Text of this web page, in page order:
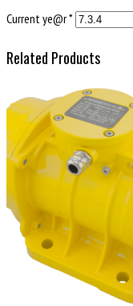
Current ye@r*
Related Products